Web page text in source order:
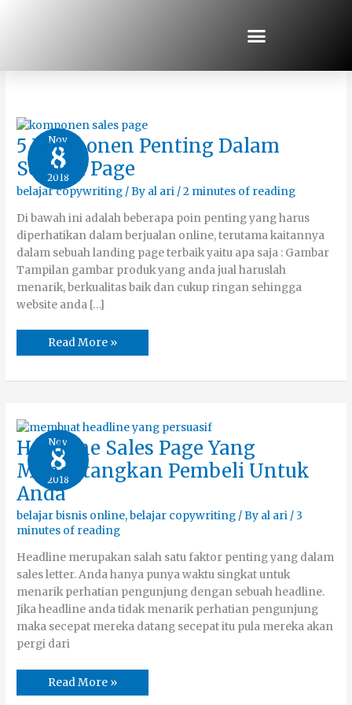
Nov
8
2018
5 Komponen Penting Dalam
Sebuah Page
belajar copywriting / By al ari /2 minutes of reading
Di bawah ini adalah beberapa poin penting yang harus
diperhatikan dalam berjualan online, terutama kaitannya
dalam sebuah landing page terbaik yaitu apa saja : Gambar
Tampilan gambar produk yang anda jual haruslah
menarik, berkualitas baik dan cukup ringan sehingga
website anda […]
5
Komponen
Penting
Dalam
Sebuah
Page
Read More »
Nov
8
2018
Headline Sales Page Yang
Mendatangkan Pembeli Untuk
Anda
belajar bisnis online, belajar copywriting/ By al ari/3
minutes of reading
Headline merupakan salah satu faktor penting yang dalam
sales letter. Anda hanya punya waktu singkat untuk
menarik perhatian pengunjung dengan sebuah headline.
Jika headline anda tidak menarik perhatian pengunjung
maka secepat mereka datang secepat itu pula mereka akan
pergi dari
Headline
Sales
Page
Yang
Mendatangkan
Pembeli
Untuk
Anda
Read More »